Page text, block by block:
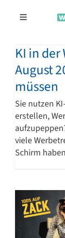
InhaltToggle
Onlinewerbung
KI in der
August
müssen
Sie nutzen
erstellen,
viele
Schirm